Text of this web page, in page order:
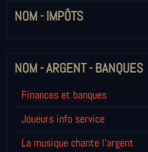
NOM - IMPÔTS
NOM - ARGENT - BANQUES
Finances et banques
Joueurs info service
La musique chante l'argent